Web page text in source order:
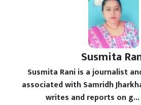
Susmita
Susmita Rani is a journalist
associated with Samridh
writes and reports on g...